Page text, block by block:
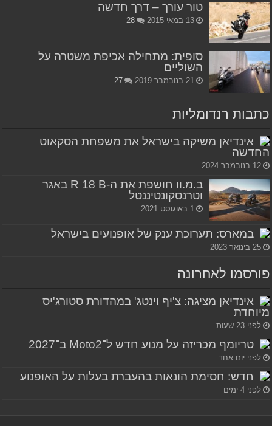
טור עורך – דרך חדשה
13 במאי 2015 28
סופית: מתחילה אכיפת משטרה על
השוליים
21 בנובמבר 2019 27
כתבות רנדומליות
אינדיאן משיקה בישראל את משפחת הסקאוט
החדשה
12 בנובמבר 2024
ב.מ.וו חושפת את ה-R 18 B באגר
וטרנסקונטיננטל
1 באוגוסט 2021
במארס: תערוכת ענק של אופנועים בישראל
25 בינואר 2023
פורסמו לאחרונה
אינדיאן מציגה: צ'יף וינטג' במהדורת סטורג'יס
מיוחדת
לפני 23 שעות
טריומף מכריזה על מנוע חדש ל־Moto2 ב־2027
לפני יום אחד
חדש: חסימת הונאות בהעברת בעלות על האופנוע
לפני 4 ימים